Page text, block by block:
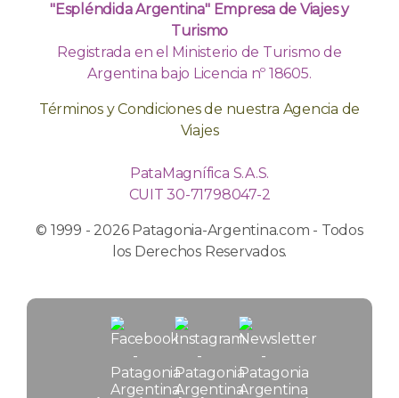
"Espléndida Argentina" Empresa de Viajes y
Turismo
Registrada en el Ministerio de Turismo de
Argentina bajo Licencia nº 18605.
Términos y Condiciones de nuestra Agencia de
Viajes
PataMagnífica S.A.S.
CUIT 30-71798047-2
© 1999 - 2026 Patagonia-Argentina.com - Todos
los Derechos Reservados.